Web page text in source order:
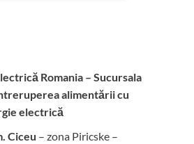
Romania – Sucursala
alimentării cu
electrică
Ciceu – zona Piricske –